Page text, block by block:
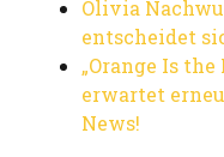
Olivia
entscheidet
„Orange Is
erwartet
News!